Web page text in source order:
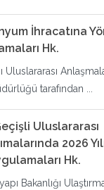
İhracatına
Hk.
Uluslararası
tarafından ...
Uluslararası
2026
Hk.
Bakanlığı